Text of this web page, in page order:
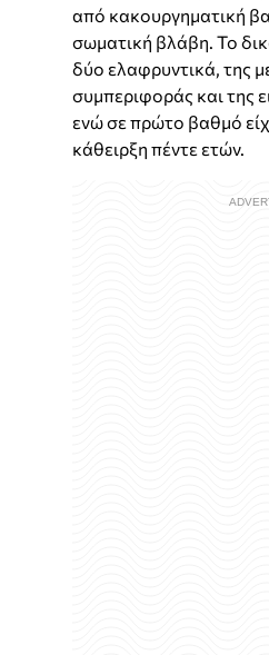
από κακουργηματική
σωματική βλάβη. Το
δύο ελαφρυντικά, της
συμπεριφοράς και της
ενώ σε πρώτο βαθμό
κάθειρξη πέντε ετών.